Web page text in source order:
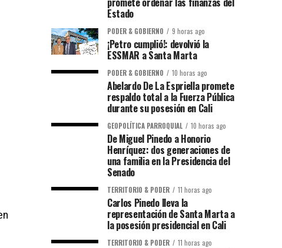
Estado
PODER & GOBIERNO 9 horas ago
¡Petro cumplió!: devolvió la
ESSMAR a Santa Marta
PODER & GOBIERNO 10 horas ago
Abelardo De La Espriella promete
respaldo total a la Fuerza Pública
durante su posesión en Cali
GEOPOLÍTICA PARROQUIAL 10 horas ago
De Miguel Pinedo a Honorio
Henríquez: dos generaciones de
una familia en la Presidencia del
Senado
TERRITORIO & PODER 11 horas ago
Carlos Pinedo lleva la
representación de Santa Marta a
la posesión presidencial en Cali
TERRITORIO & PODER 11 horas ago